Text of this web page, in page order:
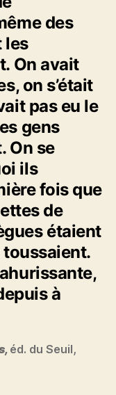
des
les
On avait
on s’était
pas eu le
gens
On se
ils
fois que
de
étaient
à
éd. du Seuil,